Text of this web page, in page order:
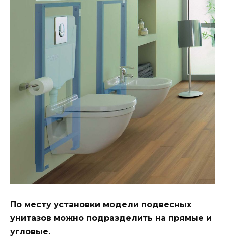
По месту установки модели подвесных
унитазов можно подразделить на прямые и
угловые.